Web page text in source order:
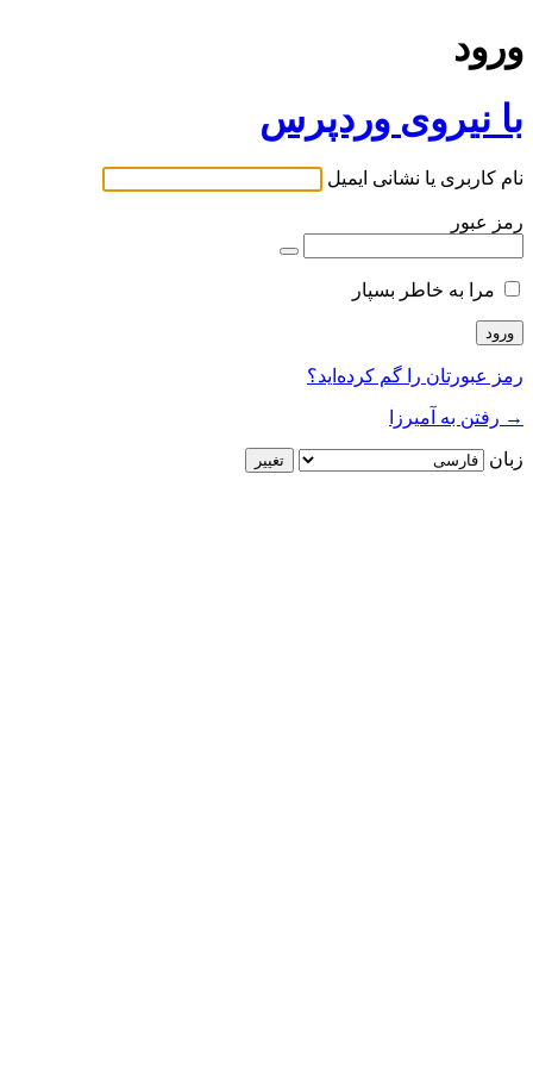
ورود
با نیروی وردپرس
نام کاربری یا نشانی ایمیل
رمز عبور
مرا به خاطر بسپار
رمز عبورتان را گم کرده‌اید؟
→ رفتن به آمیرزا
زبان